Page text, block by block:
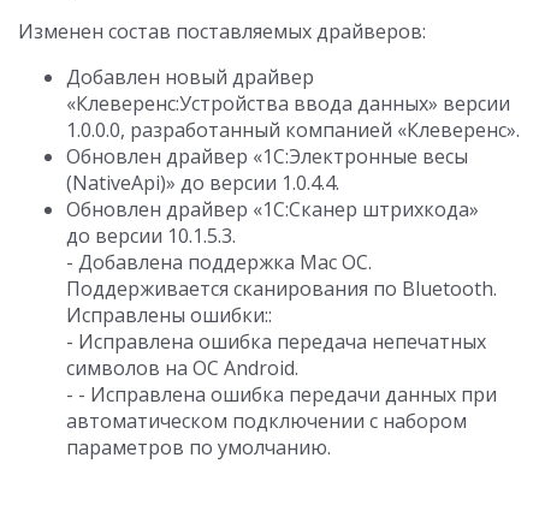
Изменен состав поставляемых драйверов:
Добавлен новый драйвер
«Клеверенс:Устройства ввода данных» версии
1.0.0.0, разработанный компанией «Клеверенс».
Обновлен драйвер «1С:Электронные весы
(NativeApi)» до версии 1.0.4.4.
Обновлен драйвер «1C:Сканер штрихкода»
до версии 10.1.5.3.
- Добавлена поддержка Mac ОС.
Поддерживается сканирования по Bluetooth.
Исправлены ошибки::
- Исправлена ошибка передача непечатных
символов на ОС Android.
- - Исправлена ошибка передачи данных при
автоматическом подключении с набором
параметров по умолчанию.